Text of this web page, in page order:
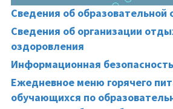
Сведения об образовательной
Сведения об организации
оздоровления
Информационная безопасность
Ежедневное меню горячего
обучающихся по